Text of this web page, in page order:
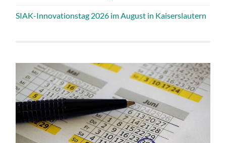
SIAK-Innovationstag 2026 im August in Kaiserslautern